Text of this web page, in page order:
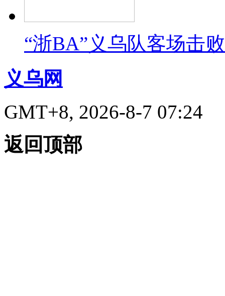
“浙BA”义乌队客场击
义乌网
GMT+8, 2026-8-7 07:24
返回顶部